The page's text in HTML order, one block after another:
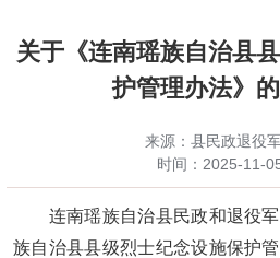
关于《连南瑶族自治县
护管理办法》
来源：县民政退役
时间： 2025-11-
连南瑶族自治县民政和退役军
族自治县县级烈士纪念设施保护